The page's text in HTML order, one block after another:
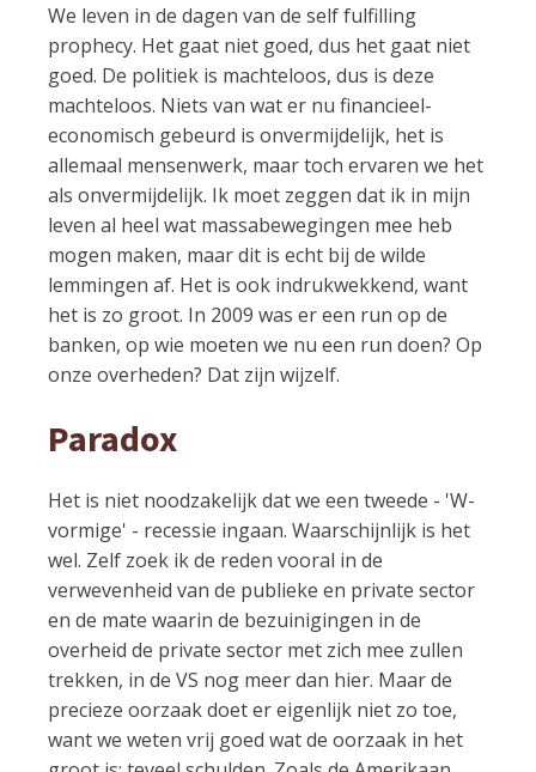
We leven in de dagen van de self fulfilling
prophecy. Het gaat niet goed, dus het gaat niet
goed. De politiek is machteloos, dus is deze
machteloos. Niets van wat er nu financieel-
economisch gebeurd is onvermijdelijk, het is
allemaal mensenwerk, maar toch ervaren we het
als onvermijdelijk. Ik moet zeggen dat ik in mijn
leven al heel wat massabewegingen mee heb
mogen maken, maar dit is echt bij de wilde
lemmingen af. Het is ook indrukwekkend, want
het is zo groot. In 2009 was er een run op de
banken, op wie moeten we nu een run doen? Op
onze overheden? Dat zijn wijzelf.
Paradox
Het is niet noodzakelijk dat we een tweede - 'W-
vormige' - recessie ingaan. Waarschijnlijk is het
wel. Zelf zoek ik de reden vooral in de
verwevenheid van de publieke en private sector
en de mate waarin de bezuinigingen in de
overheid de private sector met zich mee zullen
trekken, in de VS nog meer dan hier. Maar de
precieze oorzaak doet er eigenlijk niet zo toe,
want we weten vrij goed wat de oorzaak in het